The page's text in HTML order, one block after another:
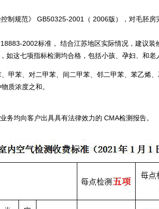
制规范》 GB50325-2001（ 2006版），对毛胚房
2002标准， 结合江苏地区实际情况，建议
如这七项指标检测均合格，包括小孩、孕妇、和老
甲苯、对二甲苯、间二甲苯、邻二甲苯、苯乙烯
质浓度之和。
务均向客户出具具有法律效力的 CMA检测报告。